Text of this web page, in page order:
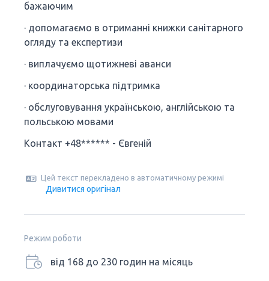
бажаючим
· допомагаємо в отриманні книжки санітарного
огляду та експертизи
· виплачуємо щотижневі аванси
· координаторська підтримка
· обслуговування українською, англійською та
польською мовами
Контакт +48****** - Євгеній
Цей текст перекладено в автоматичному режимі
Дивитися оригінал
Режим роботи
від 168 до 230 годин на місяць